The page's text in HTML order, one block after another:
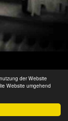
der Website
Website umgehend
/ 25 von